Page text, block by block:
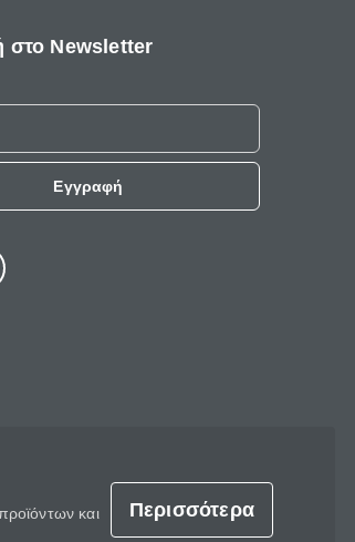
στο Newsletter
Εγγραφή
και
Περισσότερα